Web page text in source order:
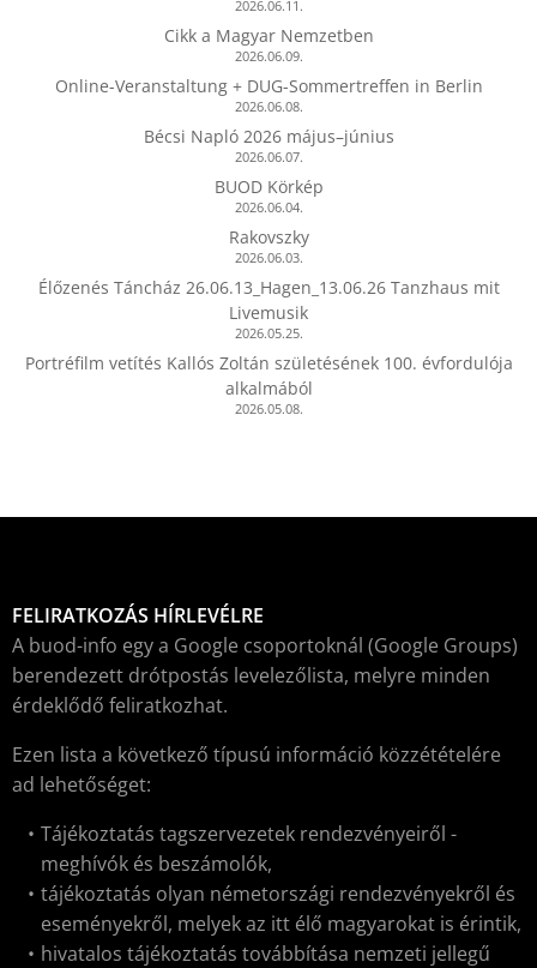
2026.06.11.
Cikk a Magyar Nemzetben
2026.06.09.
Online-Veranstaltung + DUG-Sommertreffen in Berlin
2026.06.08.
Bécsi Napló 2026 május–június
2026.06.07.
BUOD Körkép
2026.06.04.
Rakovszky
2026.06.03.
Élőzenés Táncház 26.06.13_Hagen_13.06.26 Tanzhaus mit
Livemusik
2026.05.25.
Portréfilm vetítés Kallós Zoltán születésének 100. évfordulója
alkalmából
2026.05.08.
FELIRATKOZÁS HÍRLEVÉLRE
A buod-info egy a Google csoportoknál (Google Groups)
berendezett drótpostás levelezőlista, melyre minden
érdeklődő feliratkozhat.
Ezen lista a következő típusú információ közzétételére
ad lehetőséget:
Tájékoztatás tagszervezetek rendezvényeiről -
meghívók és beszámolók,
tájékoztatás olyan németországi rendezvényekről és
eseményekről, melyek az itt élő magyarokat is érintik,
hivatalos tájékoztatás továbbítása nemzeti jellegű